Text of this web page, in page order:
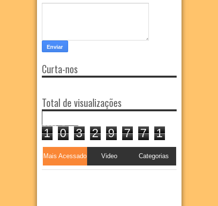
Curta-nos
Total de visualizações
1 0 3 2 9 7 7 1
Mais Acessado Video Categorias